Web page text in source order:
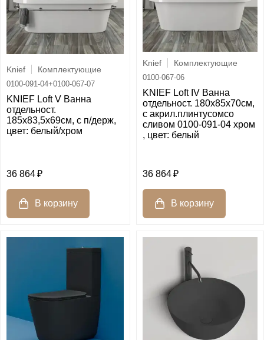
Knief Комплектующие
0100-091-04+0100-067-07
KNIEF Loft V Ванна
отдельност.
185х83,5х69см, c п/держ,
цвет: белый/хром
36 864
Knief Комплектующие
0100-067-06
KNIEF Loft IV Ванна
отдельност. 180х85х70см,
c акрил.плинтусомсо
сливом 0100-091-04 хром
, цвет: белый
36 864